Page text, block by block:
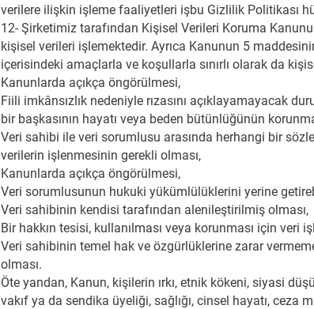
verilere ilişkin işleme faaliyetleri işbu Gizlilik Politikası
12- Şirketimiz tarafından Kişisel Verileri Koruma
kişisel verileri işlemektedir. Ayrıca Kanunun 5
içerisindeki amaçlarla ve koşullarla sınırlı olarak da
Kanunlarda açıkça öngörülmesi,
Fiili imkânsızlık nedeniyle rızasını açıklayamayacak
bir başkasının hayatı veya beden bütünlüğünün
Veri sahibi ile veri sorumlusu arasında herhangi bir
verilerin işlenmesinin gerekli olması,
Kanunlarda açıkça öngörülmesi,
Veri sorumlusunun hukuki yükümlülüklerini yerine
Veri sahibinin kendisi tarafından alenileştirilmiş olması,
Bir hakkın tesisi, kullanılması veya korunması için veri
Veri sahibinin temel hak ve özgürlüklerine zarar
olması.
Öte yandan, Kanun, kişilerin ırkı, etnik kökeni, siyasi
vakıf ya da sendika üyeliği, sağlığı, cinsel hayatı,